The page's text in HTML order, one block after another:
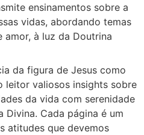
ensinamentos sobre a
vidas, abordando temas
amor, à luz da Doutrina
da figura de Jesus como
leitor valiosos insights sobre
da vida com serenidade
Divina. Cada página é um
atitudes que devemos